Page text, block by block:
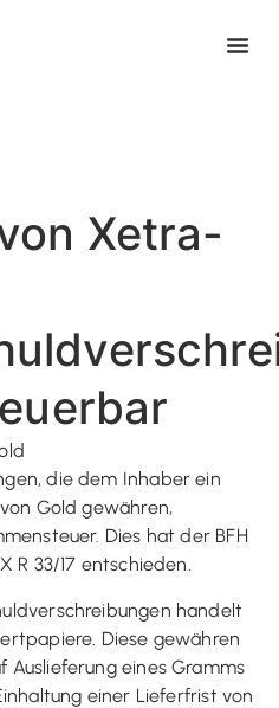
Xetra-
die dem Inhaber ein
Gold gewähren,
Dies hat der BFH
R 33/17 entschieden.
handelt
Diese gewähren
eines Gramms
einer Lieferfrist von